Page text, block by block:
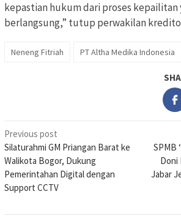
kepastian hukum dari proses kepailitan
berlangsung,” tutup perwakilan
Neneng Fitriah PT Altha Medika Indonesia
Post
navigation
Previous post
Silaturahmi GM Priangan Barat ke
Walikota Bogor, Dukung
Pemerintahan Digital dengan
Support CCTV
SPMB
Doni
Jabar